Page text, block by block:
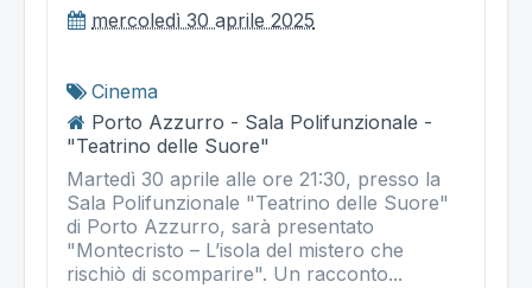
mercoledì 30 aprile 2025
Cinema
Porto Azzurro - Sala Polifunzionale -
"Teatrino delle Suore"
Martedì 30 aprile alle ore 21:30, presso la
Sala Polifunzionale "Teatrino delle Suore"
di Porto Azzurro, sarà presentato
"Montecristo – L’isola del mistero che
rischiò di scomparire". Un racconto...